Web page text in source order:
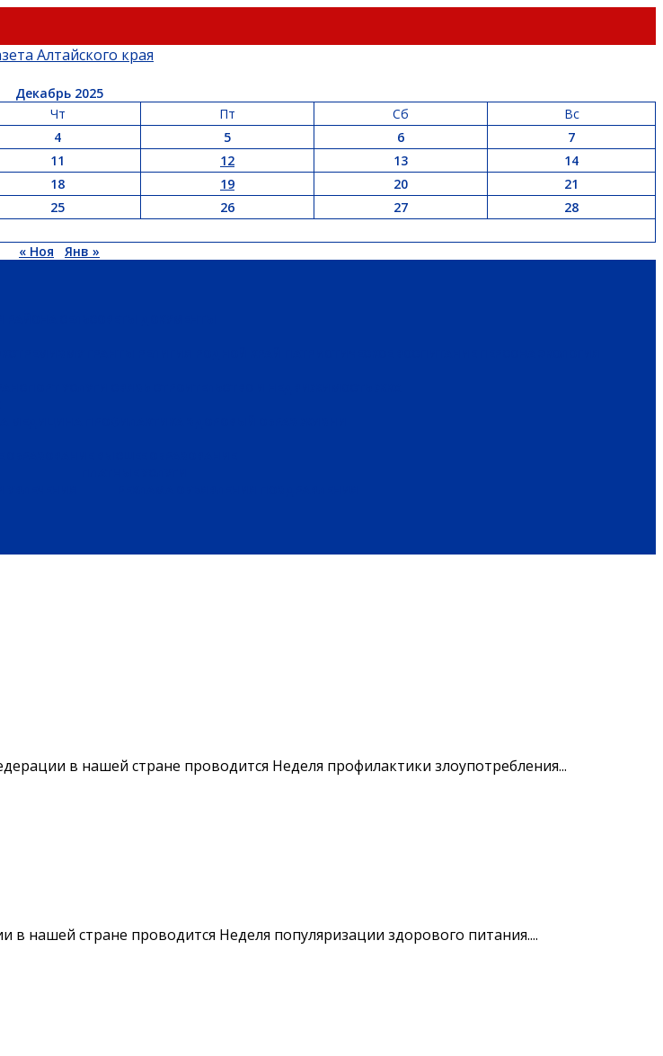
Декабрь 2025
Чт Пт Сб
Вс
4 5 6
7
11 12 13
14
18 19 20
21
25 26 27
28
« Ноя
Янв »
в нашей стране проводится Неделя профилактики злоупотребления...
нашей стране проводится Неделя популяризации здорового питания....